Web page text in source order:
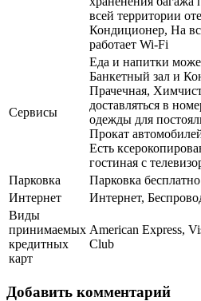
всей территории
Кондиционер, На
работает Wi-Fi
Сервисы
Еда и напитки
Банкетный зал и
Прачечная,
доставляться в
одежды для
Прокат
Есть
гостиная с
Парковка
Парковка бесплатно
Интернет
Интернет,
Виды
принимаемых
кредитных
карт
American Express,
Club
Добавить комментарий